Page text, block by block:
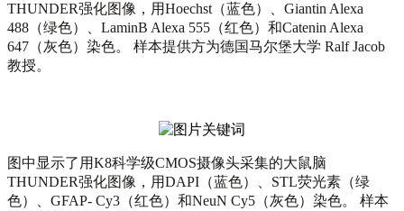
THUNDER强化图像，用Hoechst（蓝色）、Giantin Alexa
488（绿色）、LaminB Alexa 555（红色）和Catenin Alexa
647（灰色）染色。 样本提供方为德国马尔堡大学 Ralf Jacob
教授。
图中显示了用K8科学级CMOS摄像头采集的大鼠脑
THUNDER强化图像，用DAPI（蓝色）、STL荧光素（绿
色）、GFAP- Cy3（红色）和NeuN Cy5（灰色）染色。 样本